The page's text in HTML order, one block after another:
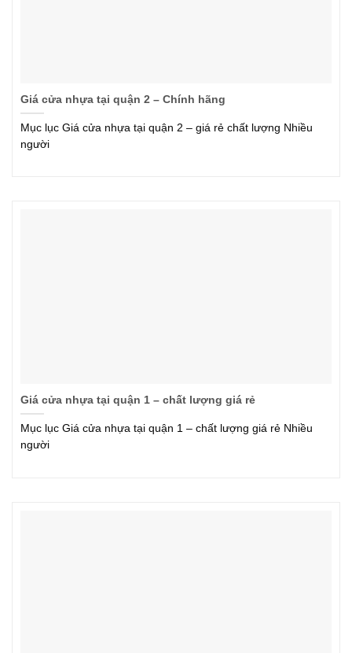
Giá cửa nhựa tại quận 2 – Chính hãng
Mục lục Giá cửa nhựa tại quận 2 – giá rẻ chất lượng Nhiều
người
Giá cửa nhựa tại quận 1 – chất lượng giá rẻ
Mục lục Giá cửa nhựa tại quận 1 – chất lượng giá rẻ Nhiều
người